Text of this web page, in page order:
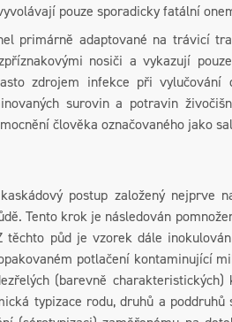
pouze sporadicky fatální
primárně adaptované na trávicí
nosiči a vykazují
zdrojem infekce při
surovin a potravin
člověka označovaného jako
postup založený nejprve
Tento krok je následován
půd je vzorek dále
potlačení kontaminující
(barevně
typizace rodu, druhů a